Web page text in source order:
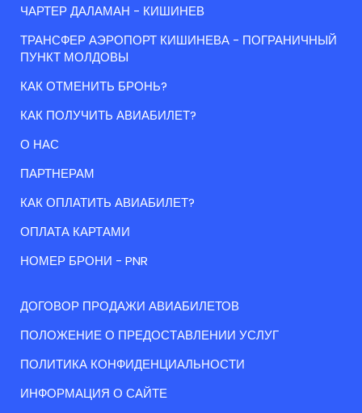
ЧАРТЕР ДАЛАМАН - КИШИНЕВ
ТРАНСФЕР АЭРОПОРТ КИШИНЕВА - ПОГРАНИЧНЫЙ
ПУНКТ МОЛДОВЫ
КАК ОТМЕНИТЬ БРОНЬ?
КАК ПОЛУЧИТЬ АВИАБИЛЕТ?
О НАС
ПАРТНЕРАМ
КАК ОПЛАТИТЬ АВИАБИЛЕТ?
ОПЛАТА КАРТАМИ
НОМЕР БРОНИ - PNR
ДОГОВОР ПРОДАЖИ АВИАБИЛЕТОВ
ПОЛОЖЕНИЕ О ПРЕДОСТАВЛЕНИИ УСЛУГ
ПОЛИТИКА КОНФИДЕНЦИАЛЬНОСТИ
ИНФОРМАЦИЯ О САЙТЕ